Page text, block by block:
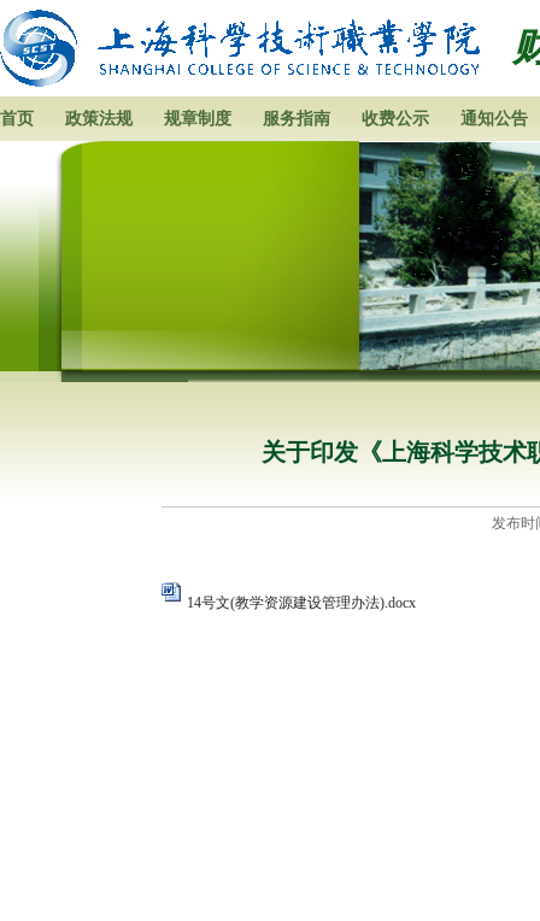
首页 政策法规 规章制度 服务指南 收费公示 通知公告
关于印发《上海科学技术
发布时
14号文(教学资源建设管理办法).docx